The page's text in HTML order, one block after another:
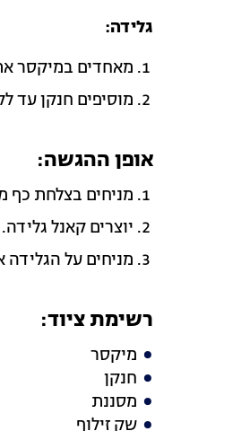
גלידה:
מאחדים במיקסר
מוסיפים חנקן עד
אופן ההגשה:
מניחים בצלחת כף
יוצרים קאנל גלידה.
מניחים על הגלידה
רשימת ציוד:
מיקסר
חנקן
מסננת
שק זילוף